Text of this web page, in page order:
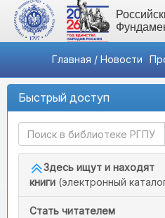
Главная / Новости
Быстрый доступ
Здесь ищут и находят
книги (электронный
Стать читателем